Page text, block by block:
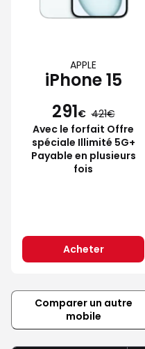
APPLE
iPhone 15
291€ 421
Avec le forfait Offre
spéciale Illimité 5G+
Payable en plusieurs
fois
Acheter
Comparer un autre
mobile